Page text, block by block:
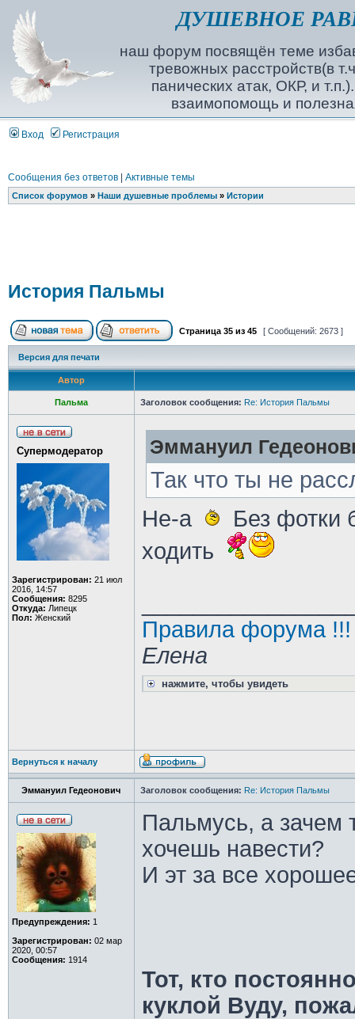
ДУШЕВНОЕ
наш форум посвящён теме
тревожных расстройств(в
панических атак, ОКР, и
взаимопомощь и
Вход Регистрация
Сообщения без ответов| Активные темы
Список форумов» Наши душевные проблемы» Истории
История Пальмы
Страница 35из 45 [ Сообщений: 2673 ]
Версия для печати
Автор
Пальма Заголовок сообщения: Re: История Пальмы
Супермодератор
Зарегистрирован: 21 июл
2016, 14:57
Сообщения: 8295
Откуда: Липецк
Пол: Женский
Эммануил
Так что ты не
Не-а
Без фотки
ходить
Правила форума !!!
Елена
нажмите, чтобы увидеть
Вернуться к началу
Эммануил Гедеонович Заголовок сообщения: Re: История Пальмы
Предупреждения: 1
Зарегистрирован: 02 мар
2020, 00:57
Сообщения: 1914
Пальмусь, а зачем
хочешь навести?
И эт за все
Тот, кто
куклой Вуду,